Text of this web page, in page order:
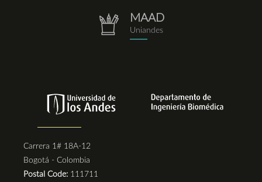
repositorio.png
MAAD
Uniandes
Carrera 1# 18A-12
Bogotá - Colombia
Postal Code: 111711